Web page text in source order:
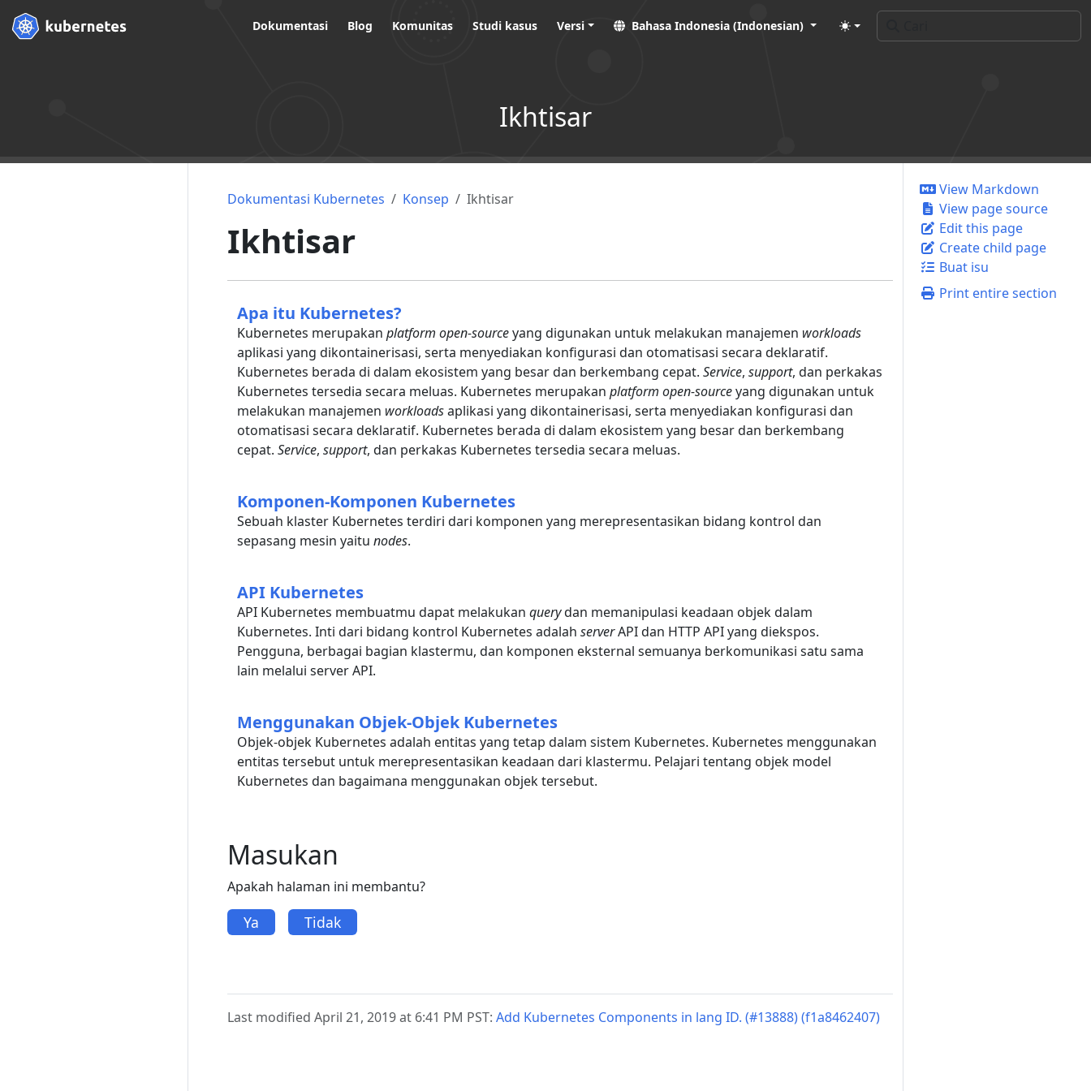
Dokumentasi Blog Komunitas Studi kasus Versi Bahasa Indonesia (Indonesian)
Ikhtisar
View Markdown
View page source
Edit this page
Create child page
Buat isu
Print entire section
Dokumentasi Kubernetes Konsep Ikhtisar
Ikhtisar
Apa itu Kubernetes?
Kubernetes merupakan platform open-sourceyang digunakan untuk melakukan manajemen workloads
aplikasi yang dikontainerisasi, serta menyediakan konfigurasi dan otomatisasi secara deklaratif.
Kubernetes berada di dalam ekosistem yang besar dan berkembang cepat. Service, support, dan perkakas
Kubernetes tersedia secara meluas. Kubernetes merupakan platform open-sourceyang digunakan untuk
melakukan manajemen workloadsaplikasi yang dikontainerisasi, serta menyediakan konfigurasi dan
otomatisasi secara deklaratif. Kubernetes berada di dalam ekosistem yang besar dan berkembang
cepat. Service, support, dan perkakas Kubernetes tersedia secara meluas.
Komponen-Komponen Kubernetes
Sebuah klaster Kubernetes terdiri dari komponen yang merepresentasikan bidang kontrol dan
sepasang mesin yaitu nodes.
API Kubernetes
API Kubernetes membuatmu dapat melakukan querydan memanipulasi keadaan objek dalam
Kubernetes. Inti dari bidang kontrol Kubernetes adalah serverAPI dan HTTP API yang diekspos.
Pengguna, berbagai bagian klastermu, dan komponen eksternal semuanya berkomunikasi satu sama
lain melalui server API.
Menggunakan Objek-Objek Kubernetes
Objek-objek Kubernetes adalah entitas yang tetap dalam sistem Kubernetes. Kubernetes menggunakan
entitas tersebut untuk merepresentasikan keadaan dari klastermu. Pelajari tentang objek model
Kubernetes dan bagaimana menggunakan objek tersebut.
Masukan
Apakah halaman ini membantu?
Ya Tidak
Last modified April 21, 2019 at 6:41 PM PST: Add Kubernetes Components in lang ID. (#13888) (f1a8462407)